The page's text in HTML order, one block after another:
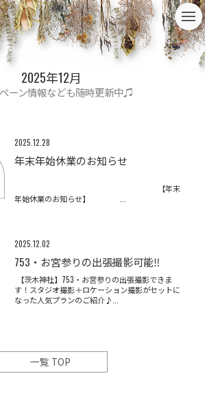
2025年12月
ーン情報なども随時更新中♫
2025.12.28
年末年始休業のお知らせ
【年末
年始休業のお知らせ】 ...
2025.12.02
753・お宮参りの出張撮影可能‼
【茨木神社】753・お宮参りの出張撮影できま
す！スタジオ撮影＋ロケーション撮影がセットに
なった人気プランのご紹介♪...
一覧 TOP
t
o
g
g